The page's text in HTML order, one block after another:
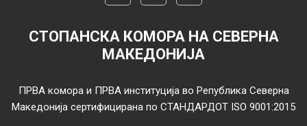
СТОПАНСКА КОМОРА НА СЕВЕРНА
МАКЕДОНИЈА
ПРВА комора и ПРВА институција во Република Северна
Македонија сертифицирана по СТАНДАРДОТ ISO 9001:2015